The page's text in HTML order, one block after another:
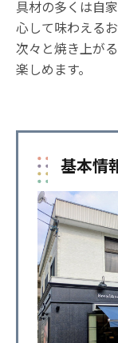
具材の多くは自
心して味わえる
次々と焼き上が
楽しめます。
基本情